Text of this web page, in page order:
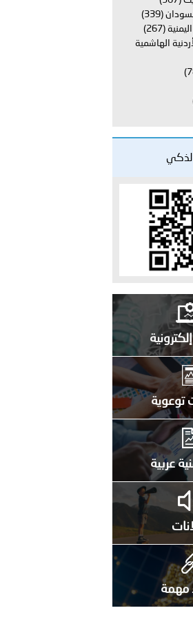
2026.
(339)
(267)
الهاشمية
توعوية
عربية
مهمة